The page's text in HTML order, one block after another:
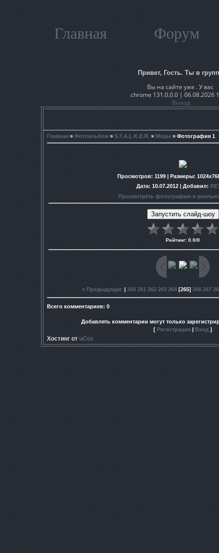
Главная Форум
Привет, Гость. Ты в
Вы на сайте уже . У вас
chrome 131.0.0.0 | 06.08.2026
Выход
Главная » Фотоальбом » S.T.A.L.K.E.R. » Моды » Фотография 1
Просмотров: 1199 | Размеры:
Дата: 10.07.2012 | Добавил:
Просмотреть фотографию в
Рейтинг: 0.0/0
« Предыдущая| 260 261 262 263 264[265] 266 267
Всего комментариев: 0
Добавлять комментарии могут только
[ Регистрация Вход ]
Хостинг от uCoz